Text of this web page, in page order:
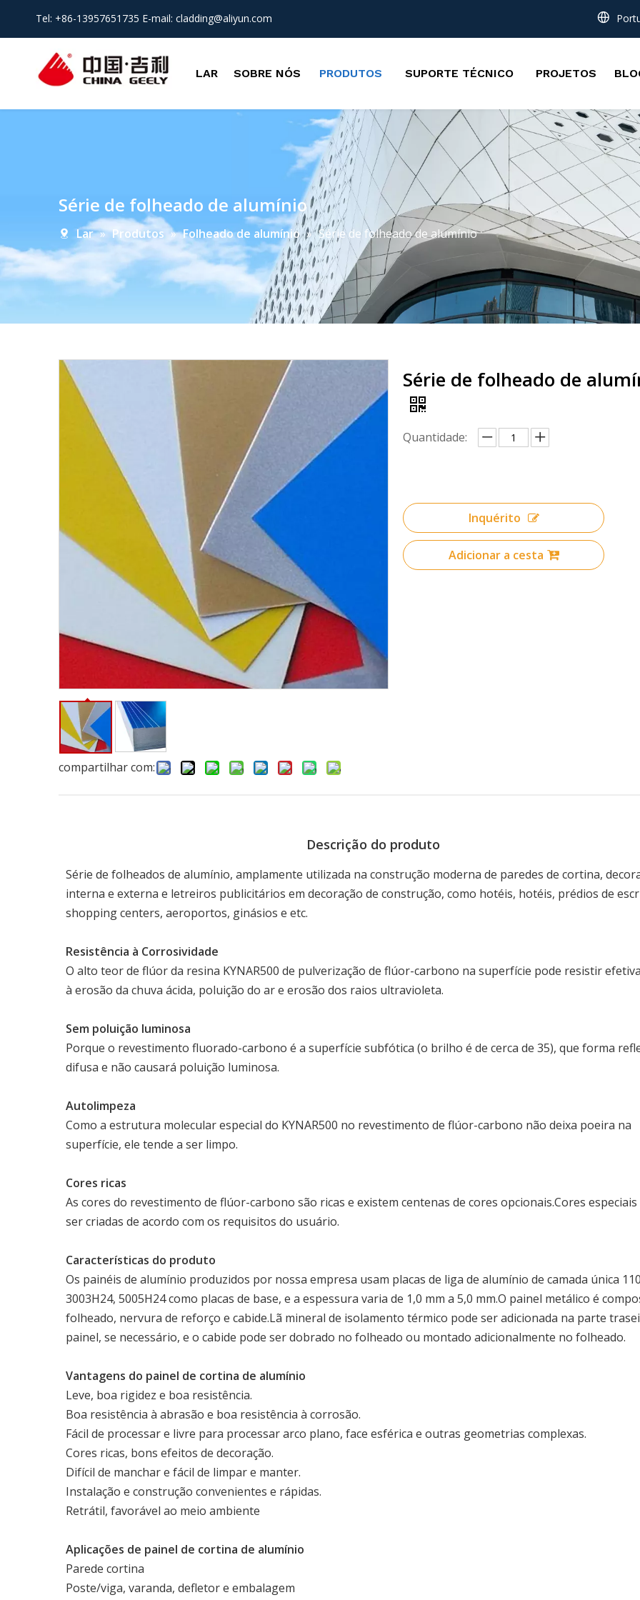
Tel: +86-13957651735 E-mail: cladding@aliyun.com
LAR SOBRE NÓS PRODUTOS SUPORTE TÉCNICO PROJETOS
Série de folheado de alumínio
Lar » Produtos » Folheado de alumínio » Série de folheado de alumínio
compartilhar com:
Série de folheado de
Quantidade:
Inquérito
Adicionar a cesta
Descrição do produto
Série de folheados de alumínio, amplamente utilizada na construção moderna de paredes de cortina,
interna e externa e letreiros publicitários em decoração de construção, como hotéis, hotéis, prédios de
shopping centers, aeroportos, ginásios e etc.
Resistência à Corrosividade
O alto teor de flúor da resina KYNAR500 de pulverização de flúor-carbono na superfície pode resistir
à erosão da chuva ácida, poluição do ar e erosão dos raios ultravioleta.
Sem poluição luminosa
Porque o revestimento fluorado-carbono é a superfície subfótica (o brilho é de cerca de 35), que forma
difusa e não causará poluição luminosa.
Autolimpeza
Como a estrutura molecular especial do KYNAR500 no revestimento de flúor-carbono não deixa poeira na
superfície, ele tende a ser limpo.
Cores ricas
As cores do revestimento de flúor-carbono são ricas e existem centenas de cores opcionais.Cores
ser criadas de acordo com os requisitos do usuário.
Características do produto
Os painéis de alumínio produzidos por nossa empresa usam placas de liga de alumínio de camada única
3003H24, 5005H24 como placas de base, e a espessura varia de 1,0 mm a 5,0 mm.O painel metálico é
folheado, nervura de reforço e cabide.Lã mineral de isolamento térmico pode ser adicionada na parte
painel, se necessário, e o cabide pode ser dobrado no folheado ou montado adicionalmente no folheado.
Vantagens do painel de cortina de alumínio
Leve, boa rigidez e boa resistência.
Boa resistência à abrasão e boa resistência à corrosão.
Fácil de processar e livre para processar arco plano, face esférica e outras geometrias complexas.
Cores ricas, bons efeitos de decoração.
Difícil de manchar e fácil de limpar e manter.
Instalação e construção convenientes e rápidas.
Retrátil, favorável ao meio ambiente
Aplicações de painel de cortina de alumínio
Parede cortina
Poste/viga, varanda, defletor e embalagem